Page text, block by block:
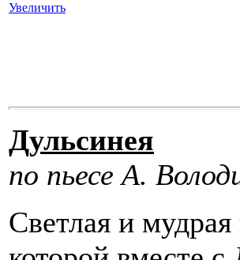
Увеличить
Дульсинея
по пьесе А.
Светлая и